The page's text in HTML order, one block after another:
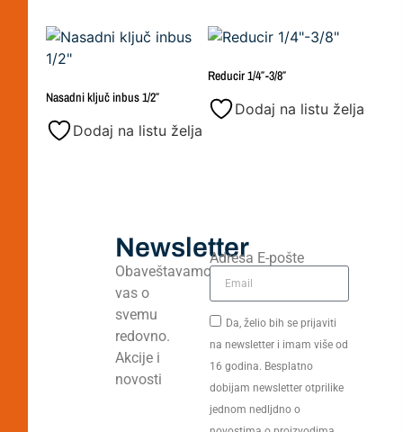
Nasadni ključ inbus 1/2″
Dodaj na listu želja
Reducir 1/4″-3/8″
Dodaj na listu želja
Newsletter
Obaveštavamo
vas o
svemu
redovno.
Akcije i
novosti
Adresa E-pošte
Da, želio bih se prijaviti
na newsletter i imam više od
16 godina. Besplatno
dobijam newsletter otprilike
jednom nedljdno o